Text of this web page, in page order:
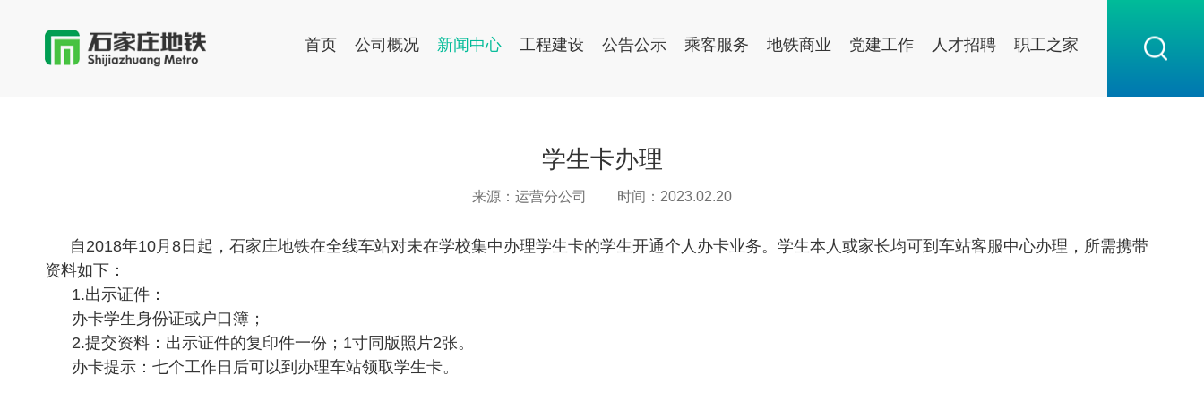
首页 公司概况 新闻中心 工程建设 公告公示 乘客服务 地铁商业 党建工作 人才招聘 职工之家
学生卡办理
来源：运营分公司 时间：2023.02.20
自2018年10月8日起，石家庄地铁在全线车站对未在学校集中办理学生卡的学生开通个人办卡业务。学生本人或家长均可到车站客服中心办理，所需携带
资料如下：
1.出示证件：
办卡学生身份证或户口簿；
2.提交资料：出示证件的复印件一份；1寸同版照片2张。
办卡提示：七个工作日后可以到办理车站领取学生卡。